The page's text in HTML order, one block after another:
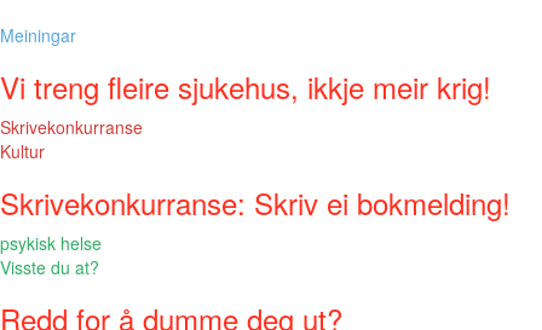
Meiningar
Vi treng fleire sjukehus, ikkje meir krig!
Skrivekonkurranse
Kultur
Skrivekonkurranse: Skriv ei bokmelding!
psykisk helse
Visste du at?
Redd for å dumme deg ut?